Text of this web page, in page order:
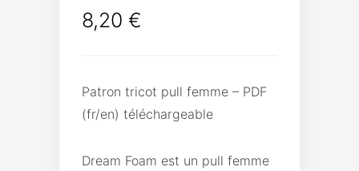
8,20 €
Patron tricot pull femme – PDF
(fr/en) téléchargeable
Dream Foam est un pull femme